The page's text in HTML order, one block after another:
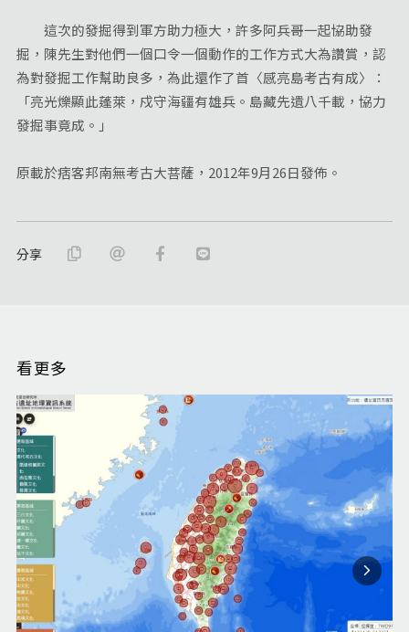
這次的發掘得到軍方助力極大，許多阿兵哥一起協助發
掘，陳先生對他們一個口令一個動作的工作方式大為讚賞，認
為對發掘工作幫助良多，為此還作了首〈感亮島考古有成〉：
「亮光爍顯此蓬萊，戍守海疆有雄兵。島藏先遺八千載，協力
發掘事竟成。」
原載於痞客邦南無考古大菩薩 ，2012年9月26日發佈。
分享
看更多